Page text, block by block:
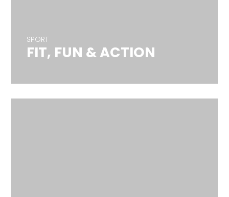
SPORT
FIT, FUN & ACTION
FIT, FUN & ACTION